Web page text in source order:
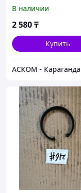
В наличии
2 580₸
Купить
АСКОМ - Караганда